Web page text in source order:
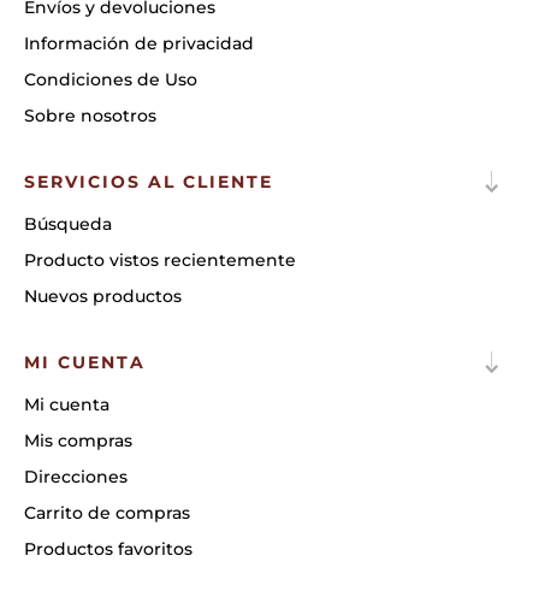
Envíos y devoluciones
Información de privacidad
Condiciones de Uso
Sobre nosotros
SERVICIOS AL CLIENTE
Búsqueda
Producto vistos recientemente
Nuevos productos
MI CUENTA
Mi cuenta
Mis compras
Direcciones
Carrito de compras
Productos favoritos